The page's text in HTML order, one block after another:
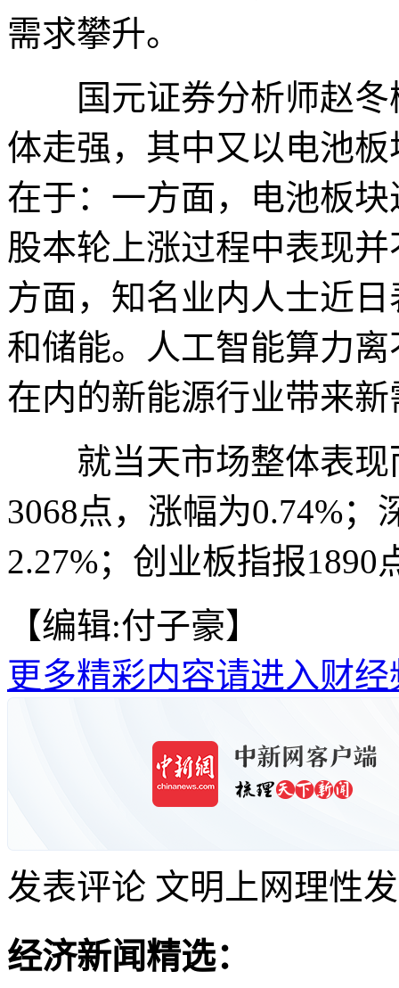
需求攀升。
国元证券分析师赵冬
体走强，其中又以电池
在于：一方面，电池板
股本轮上涨过程中表现
方面，知名业内人士近
和储能。人工智能算力
在内的新能源行业带来
就当天市场整体表现
3068点，涨幅为0.74%；
2.27%；创业板指报1890
【编辑:付子豪】
更多精彩内容请进入财经
发表评论 文明上网理性
经济新闻精选：